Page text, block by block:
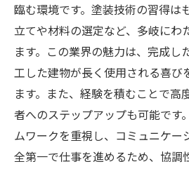
臨む環境です。塗装技術の習得は
立てや材料の選定など、多岐にわ
ます。この業界の魅力は、完成し
工した建物が長く使用される喜び
ます。また、経験を積むことで高
者へのステップアップも可能です
ムワークを重視し、コミュニケー
全第一で仕事を進めるため、協調